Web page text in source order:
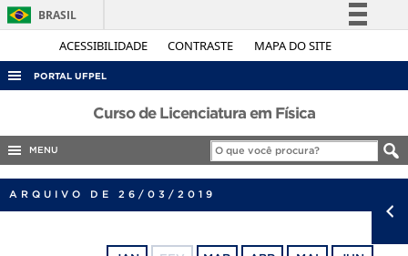
ACESSIBILIDADE CONTRASTE MAPA DO SITE
BRASIL
Simplifique!
Legislação
Canais
PORTAL UFPEL
ACESSO À INFORMAÇÃO
AUDITORIA
CONCURSOS
Curso de Licenciatura em Física
MENU
ARQUIVO DE 26/03/2019